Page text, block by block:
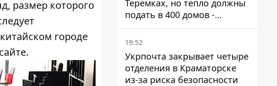
размер которого
городе
Теремках, но тепло должны
подать в 400 домов -
депутат Киевсовета
19:52
Укрпочта закрывает четыре
отделения в Краматорске
из-за риска безопасности